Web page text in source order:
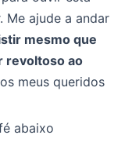
Me ajude a andar
mesmo que
revoltoso ao
meus queridos
abaixo